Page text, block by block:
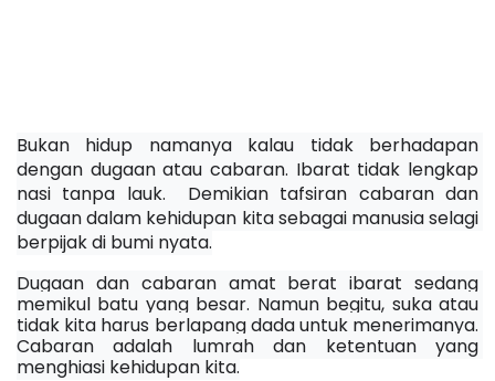
Bukan hidup namanya kalau tidak berhadapan
dengan dugaan atau cabaran. Ibarat tidak lengkap
nasi tanpa lauk.  Demikian tafsiran cabaran dan
dugaan dalam kehidupan kita sebagai manusia selagi
berpijak di bumi nyata.
Dugaan dan cabaran amat berat ibarat sedang
memikul batu yang besar. Namun begitu, suka atau
tidak kita harus berlapang dada untuk menerimanya.
Cabaran adalah lumrah dan ketentuan yang
menghiasi kehidupan kita.